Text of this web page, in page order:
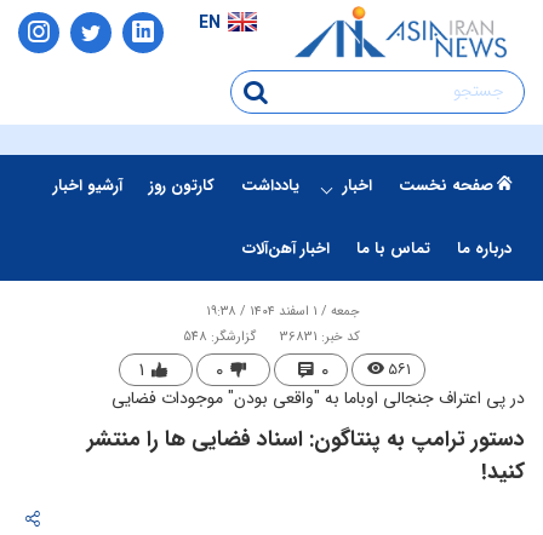
EN
صفحه نخست اخبار یادداشت کارتون روز آرشیو اخبار
درباره ما تماس با ما اخبار آهن‌آلات
جمعه / ۱ اسفند ۱۴۰۴ / ۱۹:۳۸
کد خبر: 36831
گزارشگر: 548
۵۶۱ ۰ ۰ ۱
در پی اعتراف جنجالی اوباما به "واقعی بودن" موجودات فضایی
دستور ترامپ به پنتاگون: اسناد فضایی ها را منتشر
کنید!